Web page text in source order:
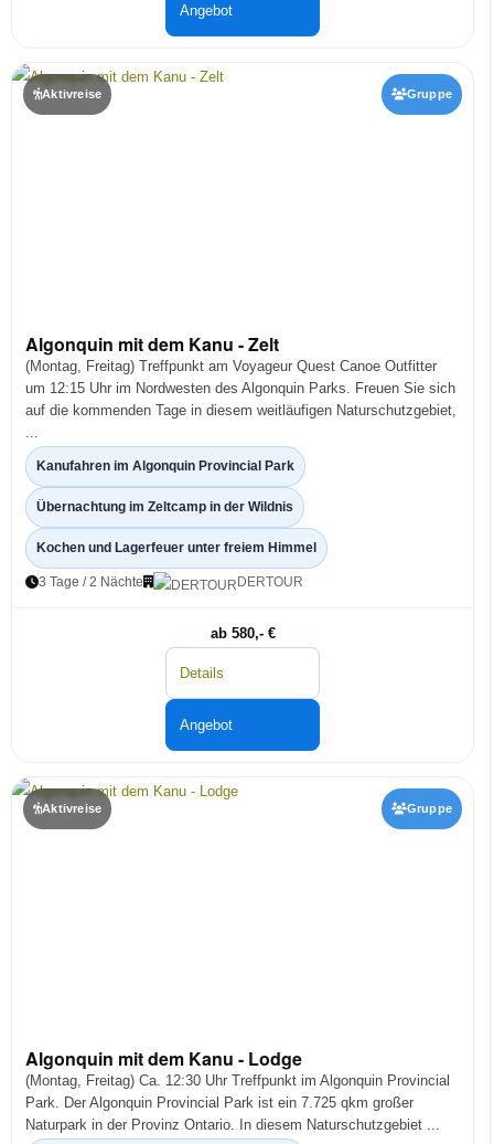
Angebot
Aktivreise Gruppe
Algonquin mit dem Kanu - Zelt
(Montag, Freitag) Treffpunkt am Voyageur Quest Canoe Outfitter
um 12:15 Uhr im Nordwesten des Algonquin Parks. Freuen Sie sich
auf die kommenden Tage in diesem weitläufigen Naturschutzgebiet,
Kanufahren im Algonquin Provincial Park
Übernachtung im Zeltcamp in der Wildnis
Kochen und Lagerfeuer unter freiem Himmel
3 Tage / 2 Nächte DERTOUR
ab 580,- €
Details
Angebot
Aktivreise Gruppe
Algonquin mit dem Kanu - Lodge
(Montag, Freitag) Ca. 12:30 Uhr Treffpunkt im Algonquin Provincial
Park. Der Algonquin Provincial Park ist ein 7.725 qkm großer
Naturpark in der Provinz Ontario. In diesem Naturschutzgebiet ...